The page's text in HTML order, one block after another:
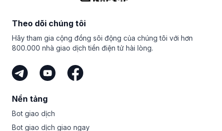
đăng ký ngay hôm nay và khai thác khả năng về tiền mã
hóa bên trong bạn?
quản lý tiền mã hóa của mình với chúng tôi.
Theo dõi chúng tôi
Hãy tham gia cộng đồng sôi động của chúng tôi với hơn
800.000 nhà giao dịch tiền điện tử hài lòng.
Nền tảng
Bot giao dịch
Bot giao dịch giao ngay